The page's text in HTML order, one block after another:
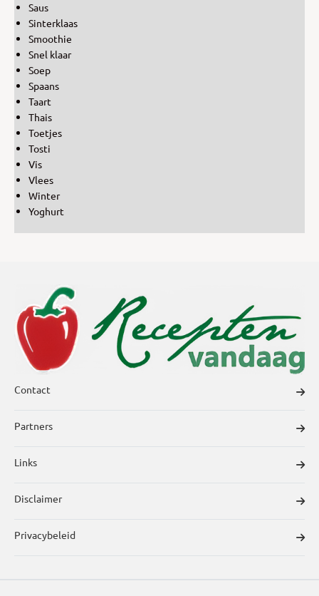
Saus
Sinterklaas
Smoothie
Snel klaar
Soep
Spaans
Taart
Thais
Toetjes
Tosti
Vis
Vlees
Winter
Yoghurt
Contact
Partners
Links
Disclaimer
Privacybeleid